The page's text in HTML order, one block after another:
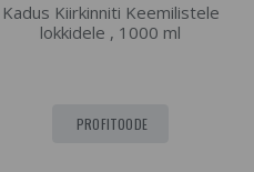
Kadus Kiirkinniti Keemilistele
lokkidele , 1000 ml
PROFITOODE